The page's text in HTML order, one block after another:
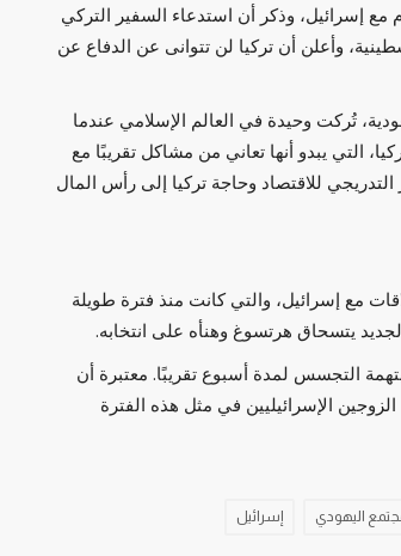
مع إسرائيل، وذكر أن استدعاء السفير التركي
وأعلن أن تركيا لن تتوانى عن الدفاع عن
تُركت وحيدة في العالم الإسلامي عندما
التي يبدو أنها تعاني من مشاكل تقريبًا مع
للاقتصاد وحاجة تركيا إلى رأس المال
مع إسرائيل، والتي كانت منذ فترة طويلة
يتسحاق هرتسوغ وهنأه على انتخابه.
التجسس لمدة أسبوع تقريبًا. معتبرة أن
الإسرائيليين في مثل هذه الفترة
اليهودي إسرائيل